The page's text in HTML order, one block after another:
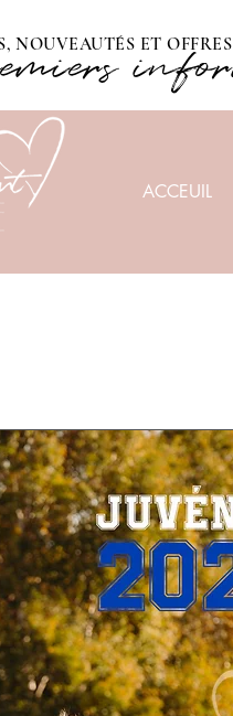
NOUVEAUTÉS ET
ACCEUIL